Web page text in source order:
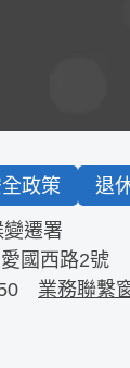
政策 退
遷署
國西路2號
業務聯繫